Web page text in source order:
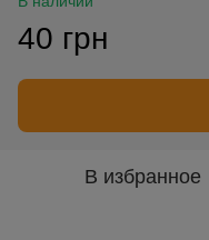
40 грн
В избранное